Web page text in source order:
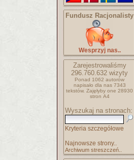
Fundusz Racjonalisty
Wesprzyj nas..
Zarejestrowaliśmy
296.760.632 wizyty
Ponad 1062 autorów
napisało dla nas 7343
tekstów. Zajęłyby one 28930
stron A4
Wyszukaj na stronach:
Kryteria szczegółowe
Najnowsze strony..
Archiwum streszczeń..